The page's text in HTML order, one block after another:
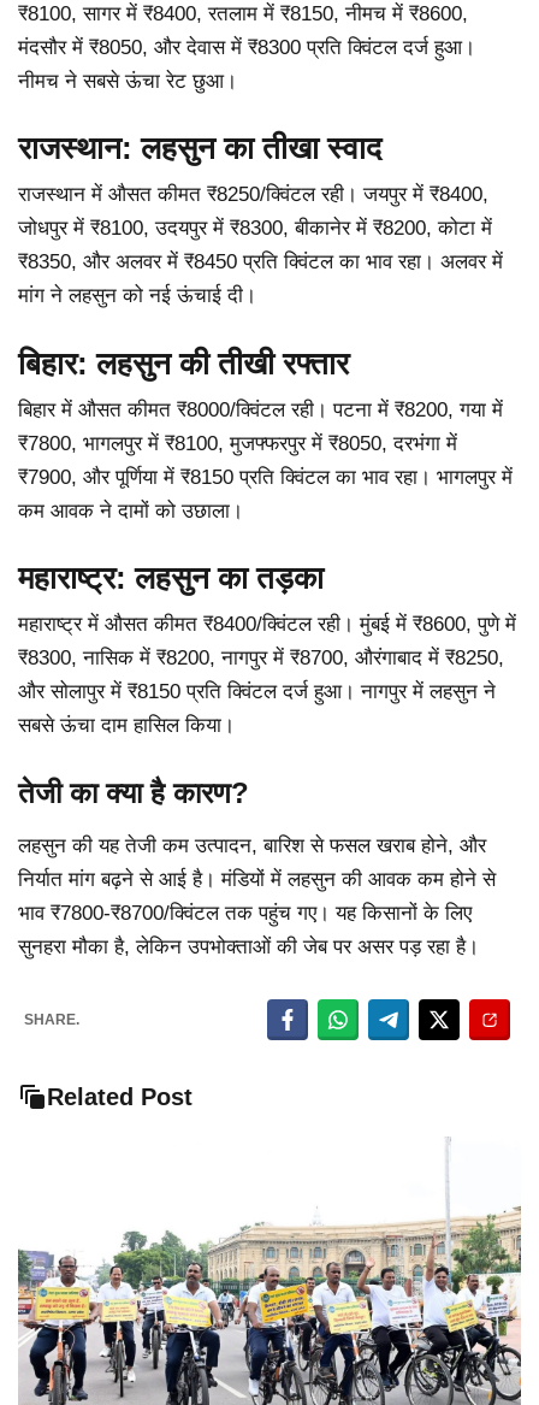
₹8100, सागर में ₹8400, रतलाम में ₹8150, नीमच में ₹8600,
मंदसौर में ₹8050, और देवास में ₹8300 प्रति क्विंटल दर्ज हुआ।
नीमच ने सबसे ऊंचा रेट छुआ।
राजस्थान: लहसुन का तीखा स्वाद
राजस्थान में औसत कीमत ₹8250/क्विंटल रही। जयपुर में ₹8400,
जोधपुर में ₹8100, उदयपुर में ₹8300, बीकानेर में ₹8200, कोटा में
₹8350, और अलवर में ₹8450 प्रति क्विंटल का भाव रहा। अलवर में
मांग ने लहसुन को नई ऊंचाई दी।
बिहार: लहसुन की तीखी रफ्तार
बिहार में औसत कीमत ₹8000/क्विंटल रही। पटना में ₹8200, गया में
₹7800, भागलपुर में ₹8100, मुजफ्फरपुर में ₹8050, दरभंगा में
₹7900, और पूर्णिया में ₹8150 प्रति क्विंटल का भाव रहा। भागलपुर में
कम आवक ने दामों को उछाला।
महाराष्ट्र: लहसुन का तड़का
महाराष्ट्र में औसत कीमत ₹8400/क्विंटल रही। मुंबई में ₹8600, पुणे में
₹8300, नासिक में ₹8200, नागपुर में ₹8700, औरंगाबाद में ₹8250,
और सोलापुर में ₹8150 प्रति क्विंटल दर्ज हुआ। नागपुर में लहसुन ने
सबसे ऊंचा दाम हासिल किया।
तेजी का क्या है कारण?
लहसुन की यह तेजी कम उत्पादन, बारिश से फसल खराब होने, और
निर्यात मांग बढ़ने से आई है। मंडियों में लहसुन की आवक कम होने से
भाव ₹7800-₹8700/क्विंटल तक पहुंच गए। यह किसानों के लिए
सुनहरा मौका है, लेकिन उपभोक्ताओं की जेब पर असर पड़ रहा है।
SHARE.
Related Post